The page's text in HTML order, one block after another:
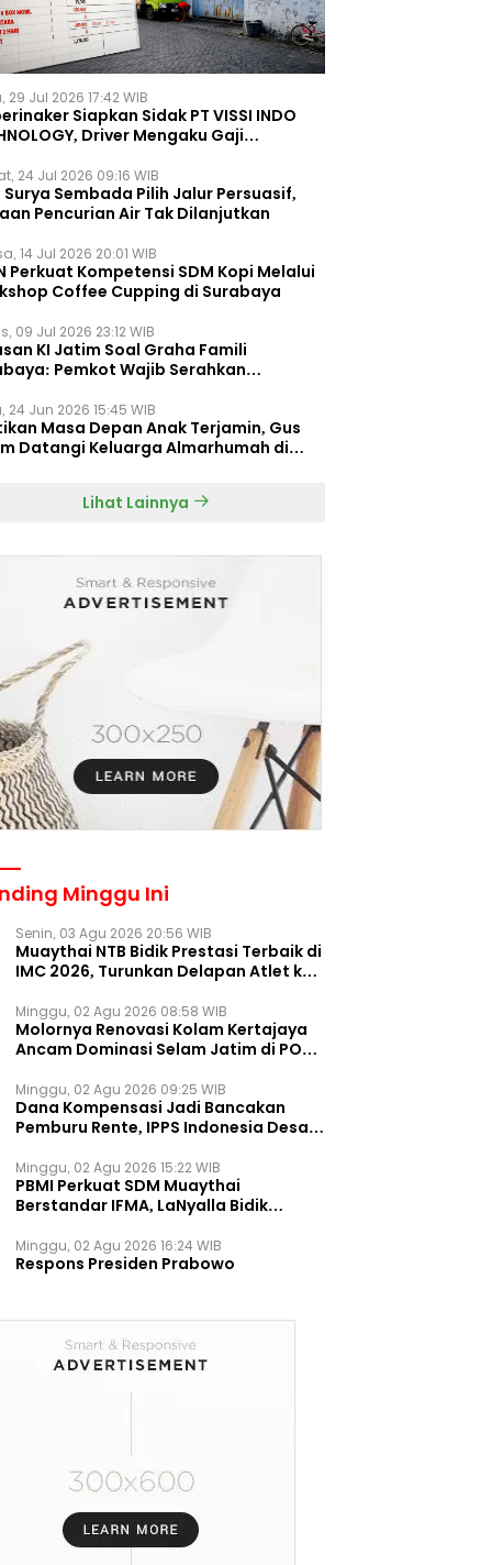
29 Jul 2026 17:42 WIB
Siapkan Sidak PT VISSI INDO
Driver Mengaku Gaji
24 Jul 2026 09:16 WIB
Surya Sembada Pilih Jalur Persuasif,
Pencurian Air Tak Dilanjutkan
14 Jul 2026 20:01 WIB
Perkuat Kompetensi SDM Kopi Melalui
Coffee Cupping di Surabaya
09 Jul 2026 23:12 WIB
KI Jatim Soal Graha Famili
Pemkot Wajib Serahkan
24 Jun 2026 15:45 WIB
Masa Depan Anak Terjamin, Gus
Datangi Keluarga Almarhumah di
Lihat Lainnya
Minggu Ini
Senin, 03 Agu 2026 20:56 WIB
Muaythai NTB Bidik Prestasi Terbaik di
IMC 2026, Turunkan Delapan Atlet ke
Minggu, 02 Agu 2026 08:58 WIB
Molornya Renovasi Kolam Kertajaya
Ancam Dominasi Selam Jatim di PON
Minggu, 02 Agu 2026 09:25 WIB
Dana Kompensasi Jadi Bancakan
Pemburu Rente, IPPS Indonesia Desak
Permanen
Minggu, 02 Agu 2026 15:22 WIB
PBMI Perkuat SDM Muaythai
Berstandar IFMA, LaNyalla Bidik
Minggu, 02 Agu 2026 16:24 WIB
Respons Presiden Prabowo